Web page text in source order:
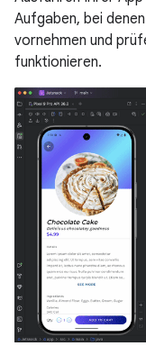
Aufgaben, bei
vornehmen und
funktionieren.